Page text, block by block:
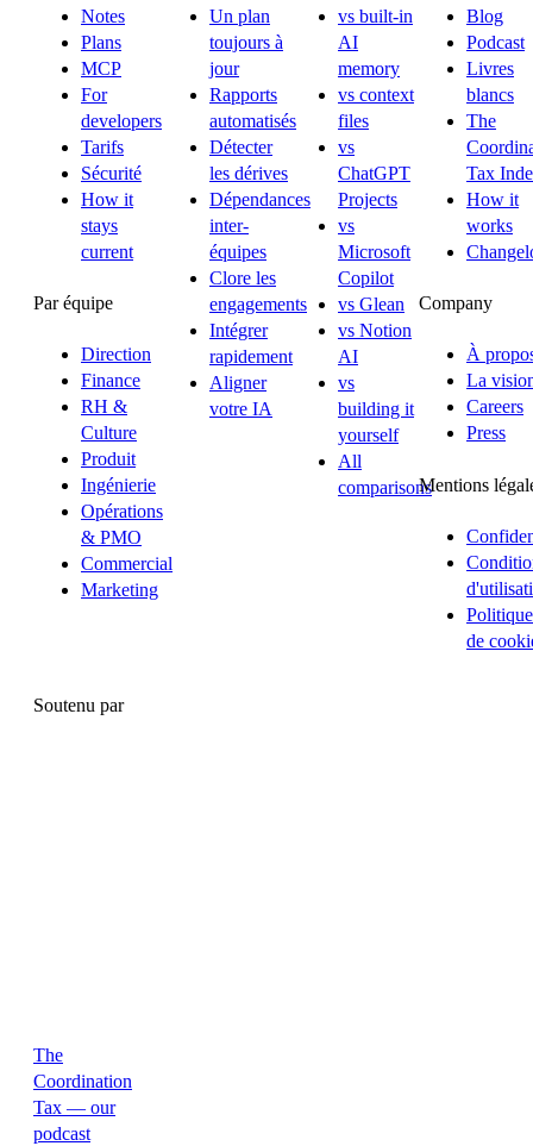
Notes
Plans
MCP
For
developers
Tarifs
Sécurité
How it
stays
current
Par équipe
Direction
Finance
RH &
Culture
Produit
Ingénierie
Opérations
& PMO
Commercial
Marketing
Un plan
toujours à
jour
Rapports
automatisés
Détecter
les dérives
Dépendances
inter-
équipes
Clore les
engagements
Intégrer
rapidement
Aligner
votre IA
vs built-in
AI
memory
vs context
files
vs
ChatGPT
Projects
vs
Microsoft
Copilot
vs Glean
vs Notion
AI
vs
building it
yourself
All
comparisons
Blog
Podcast
Livres
blancs
The
Tax
How it
works
Company
À
La
Careers
Press
Mentions
Politique
de
Soutenu par
The
Coordination
Tax — our
podcast